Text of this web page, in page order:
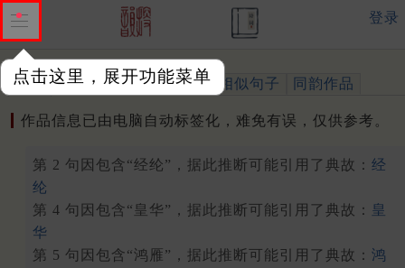
点击这里，展开功能菜单
登录
作品 标注四声 出处、引用 相似句子 同韵作品
作品信息已由电脑自动标签化，难免有误，仅供参考。
第 2 句因包含“经纶”，据此推断可能引用了典故： 经
纶
第 4 句因包含“皇华”，据此推断可能引用了典故： 皇
华
第 5 句因包含“鸿雁”，据此推断可能引用了典故： 鸿